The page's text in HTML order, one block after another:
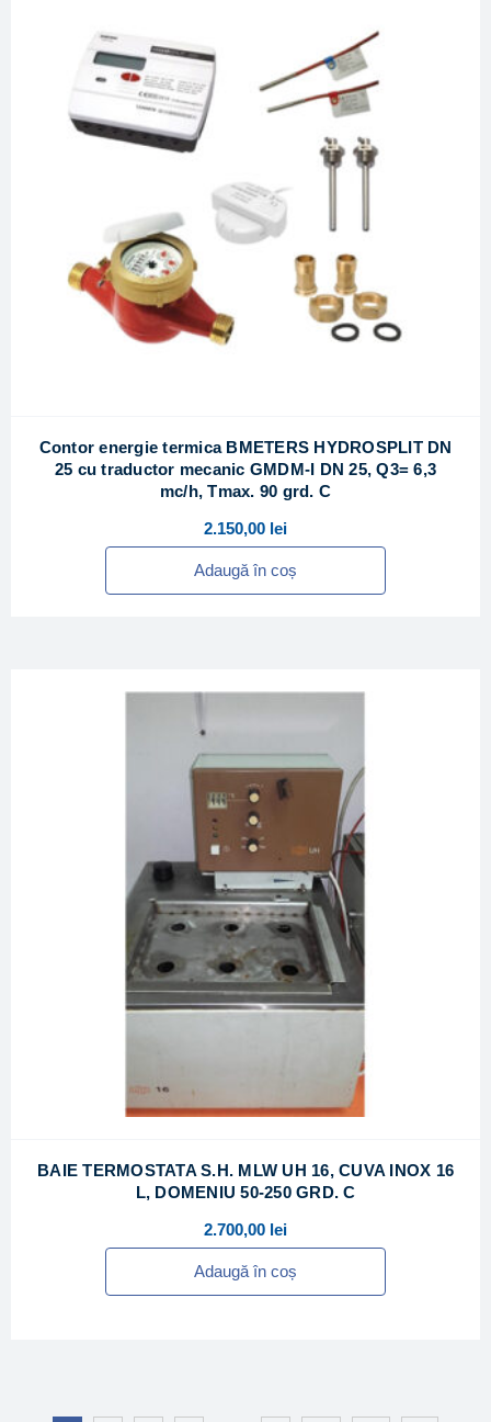
Contor energie termica BMETERS HYDROSPLIT DN
25 cu traductor mecanic GMDM-I DN 25, Q3= 6,3
mc/h, Tmax. 90 grd. C
2.150,00 lei
Adaugă în coș
BAIE TERMOSTATA S.H. MLW UH 16, CUVA INOX 16
L, DOMENIU 50-250 GRD. C
2.700,00 lei
Adaugă în coș